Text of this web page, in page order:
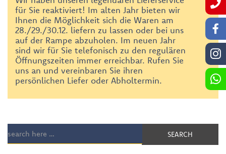
für Sie reaktiviert! Im alten Jahr bieten wir
Ihnen die Möglichkeit sich die Waren am
28./29./30.12. liefern zu lassen oder bei uns
auf der Rampe abzuholen. Im neuen Jahr
sind wir für Sie telefonisch zu den regulären
Öffnungszeiten immer erreichbar. Rufen Sie
uns an und vereinbaren Sie ihren
persönlichen Liefer oder Abholtermin.
SEARCH